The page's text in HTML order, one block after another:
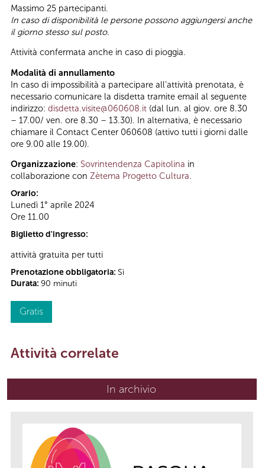
Massimo 25 partecipanti.
In caso di disponibilità le persone possono aggiungersi anche
il giorno stesso sul posto.
Attività confermata anche in caso di pioggia.
Modalità di annullamento
In caso di impossibilità a partecipare all’attività prenotata, è
necessario comunicare la disdetta tramite email al seguente
indirizzo: disdetta.visite@060608.it (dal lun. al giov. ore 8.30
– 17.00/ ven. ore 8.30 – 13.30). In alternativa, è necessario
chiamare il Contact Center 060608 (attivo tutti i giorni dalle
ore 9.00 alle 19.00).
Organizzazione: Sovrintendenza Capitolina in
collaborazione con Zètema Progetto Cultura.
Orario:
Lunedì 1° aprile 2024
Ore 11.00
Biglietto d'ingresso:
attività gratuita per tutti
Prenotazione obbligatoria: Sì
Durata: 90 minuti
Gratis
Attività correlate
In archivio